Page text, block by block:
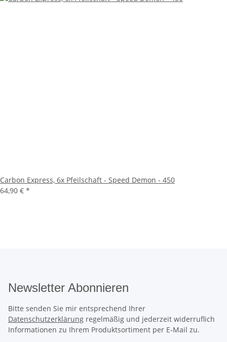
Carbon Express, 6x Pfeilschaft - Speed Demon - 450
64,90 € *
Newsletter Abonnieren
Bitte senden Sie mir entsprechend Ihrer
Datenschutzerklärung regelmäßig und jederzeit widerruflich
Informationen zu Ihrem Produktsortiment per E-Mail zu.